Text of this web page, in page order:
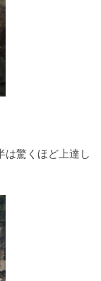
は驚くほど上達し